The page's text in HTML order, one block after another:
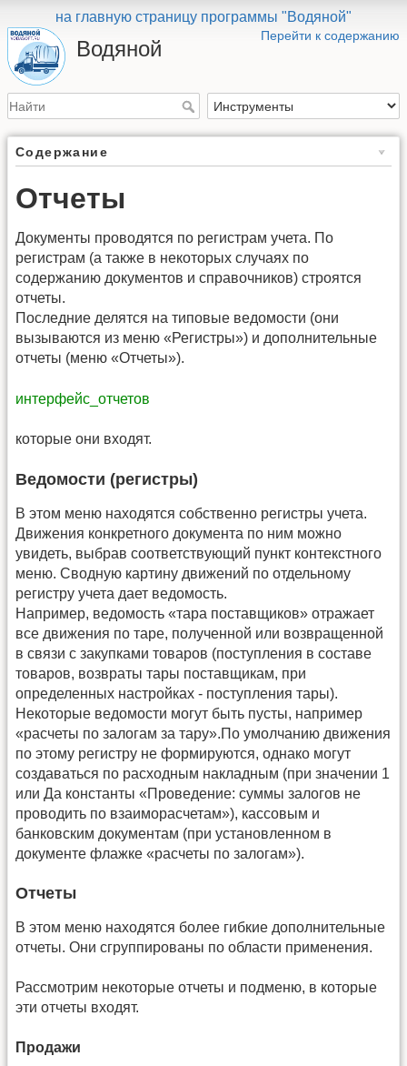
на главную страницу программы "Водяной"
Перейти к содержанию
Водяной
Содержание
Отчеты
Документы проводятся по регистрам учета. По
регистрам (а также в некоторых случаях по
содержанию документов и справочников) строятся
отчеты.
Последние делятся на типовые ведомости (они
вызываются из меню «Регистры») и дополнительные
отчеты (меню «Отчеты»).
интерфейс_отчетов
которые они входят.
Ведомости (регистры)
В этом меню находятся собственно регистры учета.
Движения конкретного документа по ним можно
увидеть, выбрав соответствующий пункт контекстного
меню. Сводную картину движений по отдельному
регистру учета дает ведомость.
Например, ведомость «тара поставщиков» отражает
все движения по таре, полученной или возвращенной
в связи с закупками товаров (поступления в составе
товаров, возвраты тары поставщикам, при
определенных настройках - поступления тары).
Некоторые ведомости могут быть пусты, например
«расчеты по залогам за тару».По умолчанию движения
по этому регистру не формируются, однако могут
создаваться по расходным накладным (при значении 1
или Да константы «Проведение: суммы залогов не
проводить по взаиморасчетам»), кассовым и
банковским документам (при установленном в
документе флажке «расчеты по залогам»).
Отчеты
В этом меню находятся более гибкие дополнительные
отчеты. Они сгруппированы по области применения.
Рассмотрим некоторые отчеты и подменю, в которые
эти отчеты входят.
Продажи